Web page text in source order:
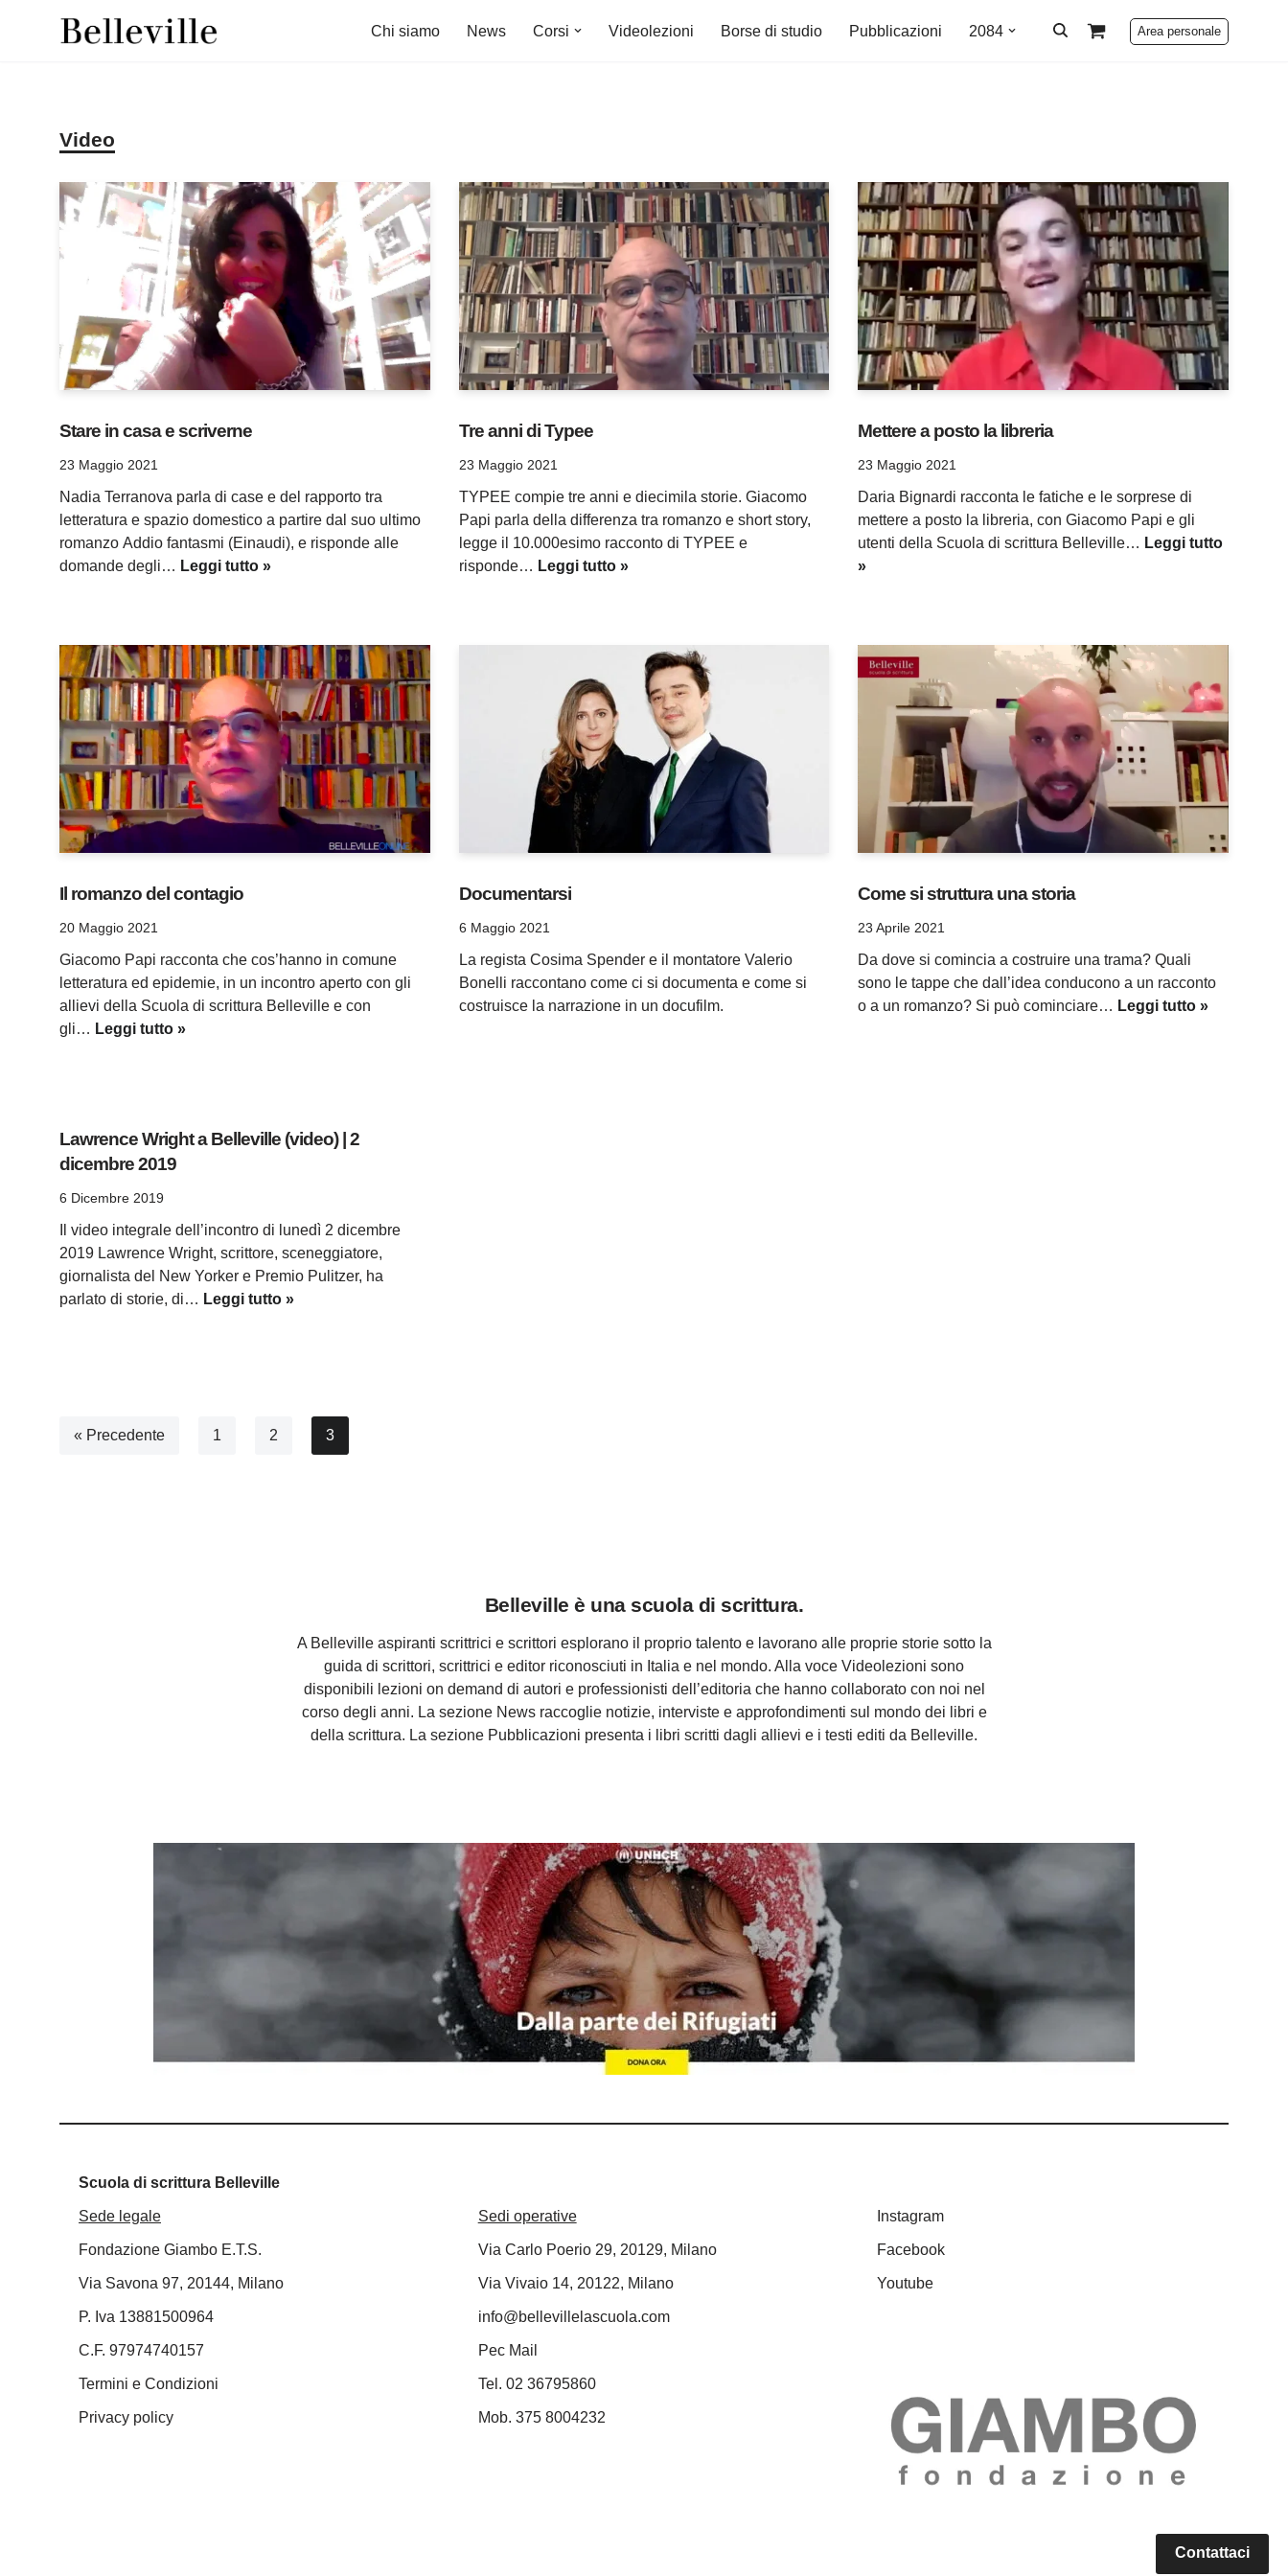
Chi siamo News Corsi Videolezioni Borse di studio Pubblicazioni 2084 Area personale
Video
Stare in casa e scriverne
23 Maggio 2021
Nadia Terranova parla di case e del rapporto tra
letteratura e spazio domestico a partire dal suo ultimo
romanzo Addio fantasmi (Einaudi), e risponde alle
domande degli… Leggi tutto »
Tre anni di Typee
23 Maggio 2021
TYPEE compie tre anni e diecimila storie. Giacomo
Papi parla della differenza tra romanzo e short story,
legge il 10.000esimo racconto di TYPEE e
risponde… Leggi tutto »
Mettere a posto la libreria
23 Maggio 2021
Daria Bignardi racconta le fatiche e le sorprese di
mettere a posto la libreria, con Giacomo Papi e gli
utenti della Scuola di scrittura Belleville… Leggi tutto
»
Il romanzo del contagio
20 Maggio 2021
Giacomo Papi racconta che cos’hanno in comune
letteratura ed epidemie, in un incontro aperto con gli
allievi della Scuola di scrittura Belleville e con
gli… Leggi tutto »
Documentarsi
6 Maggio 2021
La regista Cosima Spender e il montatore Valerio
Bonelli raccontano come ci si documenta e come si
costruisce la narrazione in un docufilm.
Come si struttura una storia
23 Aprile 2021
Da dove si comincia a costruire una trama? Quali
sono le tappe che dall’idea conducono a un racconto
o a un romanzo? Si può cominciare… Leggi tutto »
Lawrence Wright a Belleville (video) | 2
dicembre 2019
6 Dicembre 2019
Il video integrale dell’incontro di lunedì 2 dicembre
2019 Lawrence Wright, scrittore, sceneggiatore,
giornalista del New Yorker e Premio Pulitzer, ha
parlato di storie, di… Leggi tutto »
« Precedente 1 2 3
Belleville è una scuola di scrittura.
A Belleville aspiranti scrittrici e scrittori esplorano il proprio talento e lavorano alle proprie storie sotto la
guida di scrittori, scrittrici e editor riconosciuti in Italia e nel mondo. Alla voce Videolezioni sono
disponibili lezioni on demand di autori e professionisti dell’editoria che hanno collaborato con noi nel
corso degli anni. La sezione News raccoglie notizie, interviste e approfondimenti sul mondo dei libri e
della scrittura. La sezione Pubblicazioni presenta i libri scritti dagli allievi e i testi editi da Belleville.
Scuola di scrittura Belleville
Sede legale
Fondazione Giambo E.T.S.
Via Savona 97, 20144, Milano
P. Iva 13881500964
C.F. 97974740157
Termini e Condizioni
Privacy policy
Sedi operative
Via Carlo Poerio 29, 20129, Milano
Via Vivaio 14, 20122, Milano
info@bellevillelascuola.com
Pec Mail
Tel. 02 36795860
Mob. 375 8004232
Instagram
Facebook
Youtube
Contattaci